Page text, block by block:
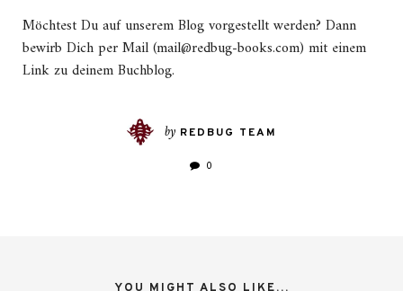
Möchtest Du auf unserem Blog vorgestellt werden? Dann
bewirb Dich per Mail (mail@redbug-books.com) mit einem
Link zu deinem Buchblog.
by REDBUG TEAM
0